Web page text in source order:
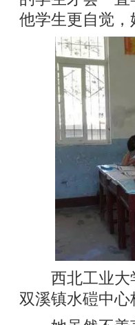
他学生更自觉
西北工业大学
双溪镇水磑中